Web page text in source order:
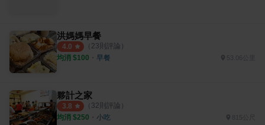
洪媽媽早餐
4.0 （ 23則評論）
均消 $100 ・ 早餐 53.06公里
夥計之家
3.8 （ 32則評論）
均消 $250 ・ 小吃 815公尺